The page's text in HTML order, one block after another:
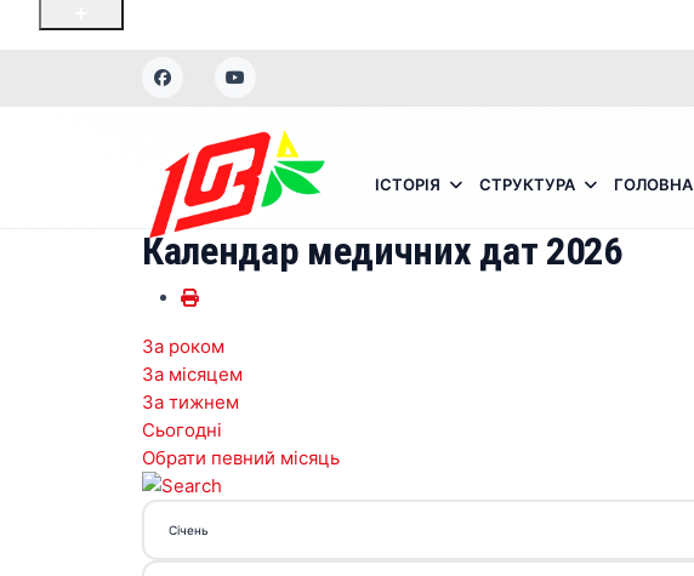
ІСТОРІЯ СТРУКТУРА ГОЛОВНА
Календар медичних дат 2026
За роком
За місяцем
За тижнем
Сьогодні
Обрати певний місяць